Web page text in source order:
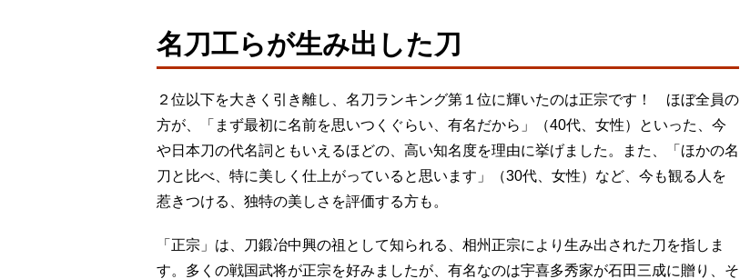
名刀工らが生み出した刀
２位以下を大きく引き離し、名刀ランキング第１位に輝いたのは正宗です！ ほぼ全員の
方が、「まず最初に名前を思いつくぐらい、有名だから」（40代、女性）といった、今
や日本刀の代名詞ともいえるほどの、高い知名度を理由に挙げました。また、「ほかの名
刀と比べ、特に美しく仕上がっていると思います」（30代、女性）など、今も観る人を
惹きつける、独特の美しさを評価する方も。
「正宗」は、刀鍛冶中興の祖として知られる、相州正宗により生み出された刀を指しま
す。多くの戦国武将が正宗を好みましたが、有名なのは宇喜多秀家が石田三成に贈り、そ